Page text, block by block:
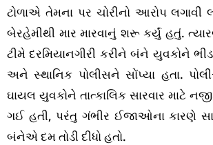
ટોળાએ તેમના પર ચોરીનો આરોપ લગાવી
બેરહેમીથી માર મારવાનું શરૂ કર્યું હતું.
ટીમે દરમિયાનગીરી કરીને બંને યુવકોને
અને સ્થાનિક પોલીસને સોંપ્યા હતા.
ઘાયલ યુવકોને તાત્કાલિક સારવાર માટે
ગઈ હતી, પરંતુ ગંભીર ઈજાઓના કારણે
બંનેએ દમ તોડી દીધો હતો.